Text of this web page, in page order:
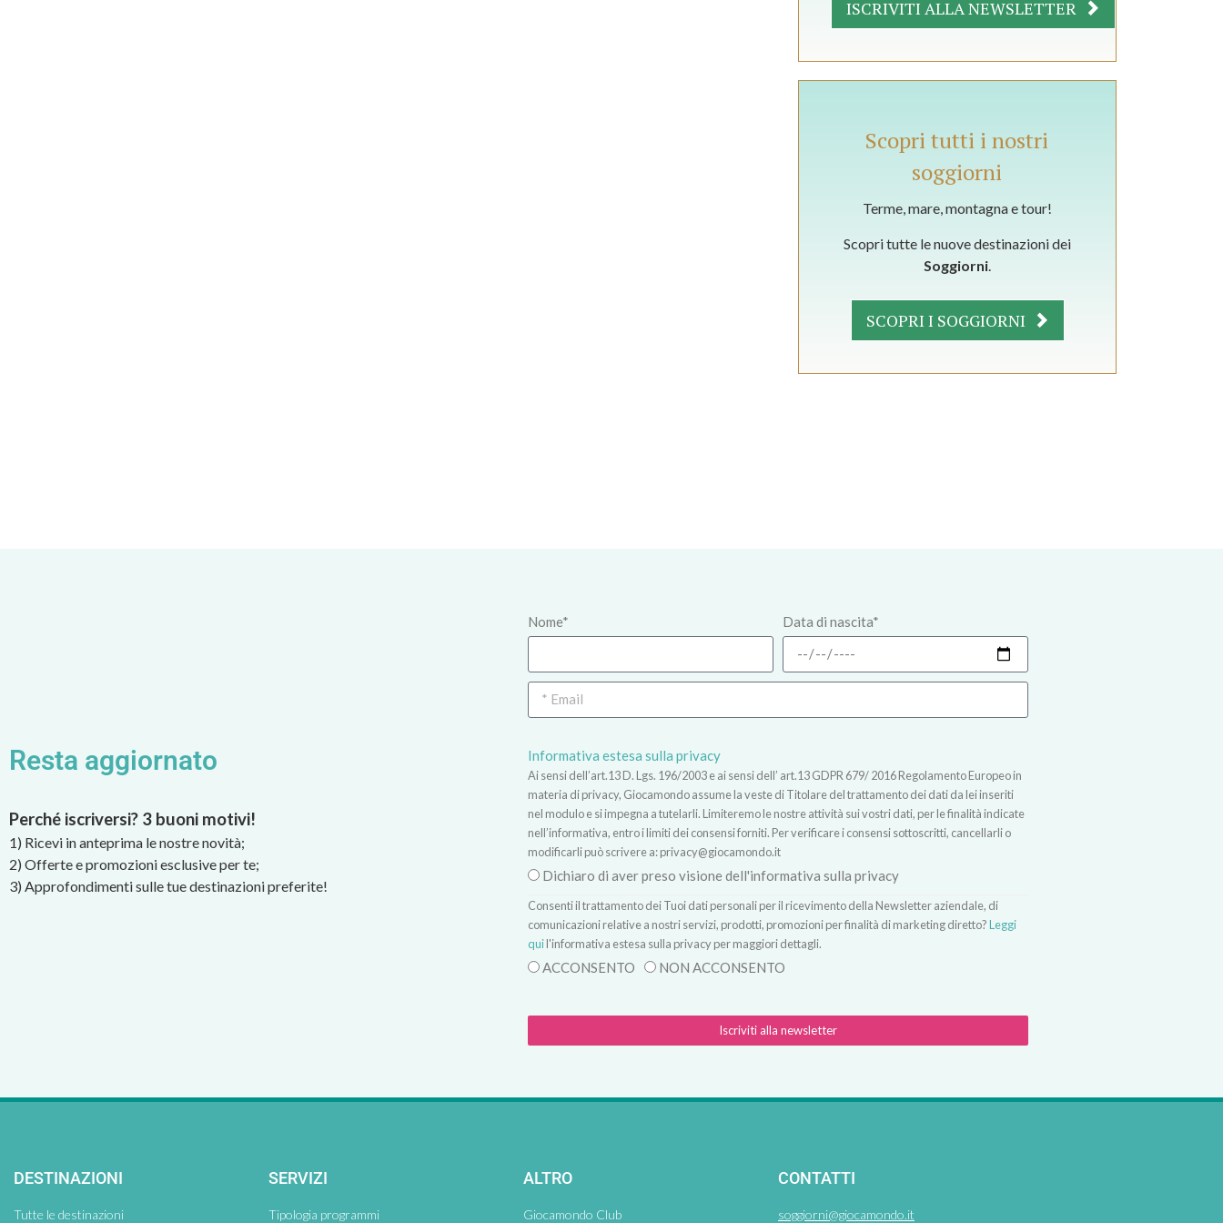
ISCRIVITI ALLA NEWSLETTER
Scopri tutti i nostri
soggiorni
Terme, mare, montagna e tour!
Scopri tutte le nuove destinazioni dei
Soggiorni
SCOPRI I SOGGIORNI
Resta aggiornato
Perché iscriversi? 3 buoni motivi!
1) Ricevi in anteprima le nostre novità;
2) Offerte e promozioni esclusive per te;
3) Approfondimenti sulle tue destinazioni preferite!
Nome* Data di nascita*
Informativa estesa sulla privacy
Ai sensi dell’art.13 D. Lgs. 196/2003 e ai sensi dell’ art.13 GDPR 679/ 2016 Regolamento Europeo in
materia di privacy, Giocamondo assume la veste di Titolare del trattamento dei dati da lei inseriti
nel modulo e si impegna a tutelarli. Limiteremo le nostre attività sui vostri dati, per le finalità indicate
nell’informativa, entro i limiti dei consensi forniti. Per verificare i consensi sottoscritti, cancellarli o
modificarli può scrivere a:privacy@giocamondo.it
Dichiaro di aver preso visione dell'informativa sulla privacy
Consenti il trattamento dei Tuoi dati personali per il ricevimento della Newsletter aziendale, di
comunicazioni relative a nostri servizi, prodotti, promozioni per finalità di marketing diretto?Leggi
quil'informativa estesa sulla privacy per maggiori dettagli.
ACCONSENTO NON ACCONSENTO
Iscriviti alla newsletter
DESTINAZIONI
Tutte le destinazioni
SERVIZI
Tipologia programmi
ALTRO
Giocamondo Club
CONTATTI
soggiorni@giocamondo.it